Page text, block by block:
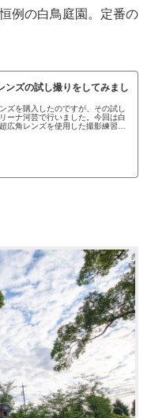
例の白鳥庭園。定番の
ンズの試し撮りをしてみまし
ズを購入したのですが、その試し
ーナ河芸で行いました。今回は白
広角レンズを使用した撮影練習を